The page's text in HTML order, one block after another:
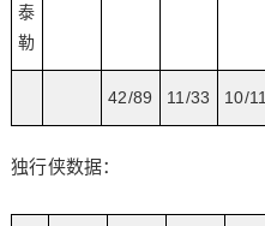
泰
勒
42/89 11/33 10/11
独行侠数据：